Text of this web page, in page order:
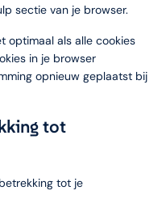
sectie van je browser.
optimaal als alle cookies
in je browser
opnieuw geplaatst bij
tot
tot je